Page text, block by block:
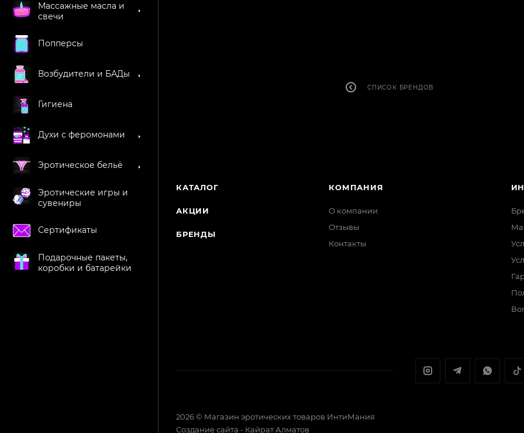
Массажные масла и
свечи
Попперсы
Возбудители и БАДы
Гигиена
Духи с феромонами
Эротическое бельё
Эротические игры и
сувениры
Сертификаты
Подарочные пакеты,
коробки и батарейки
СПИСОК БРЕНДОВ
КАТАЛОГ
АКЦИИ
БРЕНДЫ
КОМПАНИЯ
О компании
Отзывы
Контакты
2026 © Магазин эротических товаров ИнтиМания
Создание сайта - Кайрат Алматов